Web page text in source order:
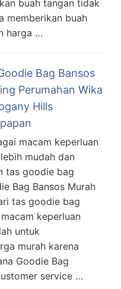
buah tangan tidak
memberikan buah
harga …
Bag Bansos
Perumahan Wika
Hills
macam keperluan
mudah dan
tas goodie bag
Bag Bansos Murah
tas goodie bag
keperluan
untuk
murah karena
Goodie Bag
service …